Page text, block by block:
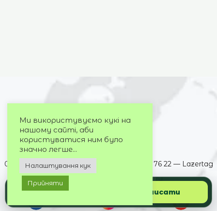
Подзвонити Написати
063 395 73 72 — Cosmo Multimall
050 032 76 22 — Lazertag
099 244 72 73 — DREAM berry
Ми використувуємо кукі на
нашому сайті, аби
користуватися ним було
значно легше...
Налаштування кук
Прийняти